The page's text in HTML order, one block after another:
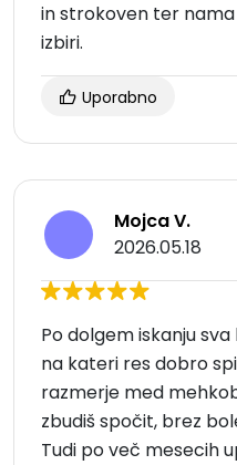
in strokoven ter
izbiri.
Uporabno
Mojca V.
2026.05.18
Po dolgem iskanju
na kateri res dobro
razmerje med
zbudiš spočit, brez
Tudi po več mesecih